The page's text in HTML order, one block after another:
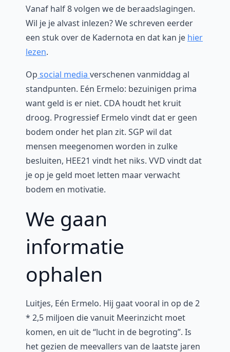
Vanaf half 8 volgen we de beraadslagingen.
Wil je je alvast inlezen? We schreven eerder
een stuk over de Kadernota en dat kan je hier
lezen.
Op social media verschenen vanmiddag al
standpunten. Eén Ermelo: bezuinigen prima
want geld is er niet. CDA houdt het kruit
droog. Progressief Ermelo vindt dat er geen
bodem onder het plan zit. SGP wil dat
mensen meegenomen worden in zulke
besluiten, HEE21 vindt het niks. VVD vindt dat
je op je geld moet letten maar verwacht
bodem en motivatie.
We gaan
informatie
ophalen
Luitjes, Eén Ermelo. Hij gaat vooral in op de 2
* 2,5 miljoen die vanuit Meerinzicht moet
komen, en uit de “lucht in de begroting”. Is
het gezien de meevallers van de laatste jaren